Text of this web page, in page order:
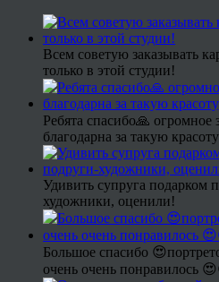
Всем советую заказывать
только в этой студии!
Ребята спасибо🙏
благодарна за такую
Удивить супруга подарком
художники, оценили!
Большое спасибо
очень очень понравилось